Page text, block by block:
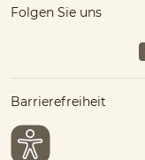
Folgen Sie uns
Barrierefreiheit